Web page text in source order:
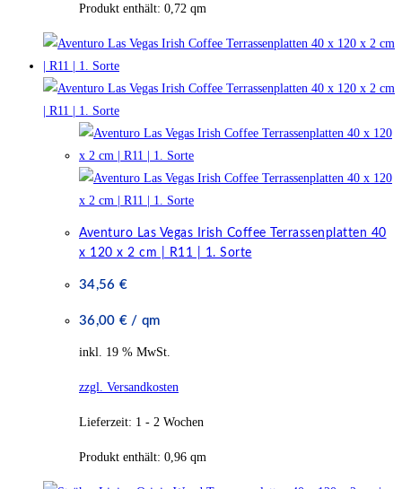
Produkt enthält: 0,72 qm
Aventuro Las Vegas Irish Coffee Terrassenplatten 40
x 120 x 2 cm | R11 | 1. Sorte
34,56 €
36,00 € /qm
inkl. 19 % MwSt.
zzgl. Versandkosten
Lieferzeit: 1 - 2 Wochen
Produkt enthält: 0,96 qm